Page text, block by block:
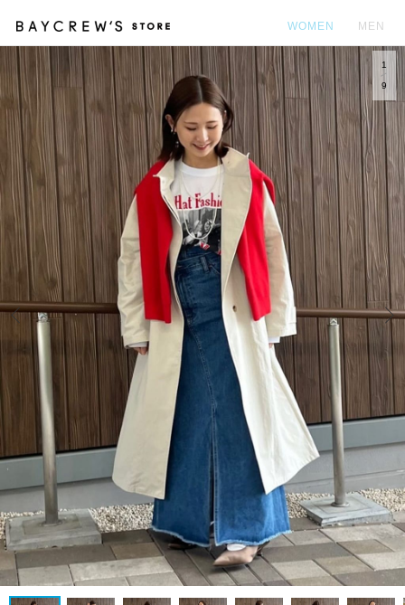
WOMEN MEN
Prev
1
9